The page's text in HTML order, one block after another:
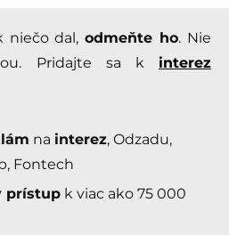
niečo dal,odmeňte ho. Nie
Pridajte sa k interez
na interez, Odzadu,
Fontech
prístup k viac ako 75 000